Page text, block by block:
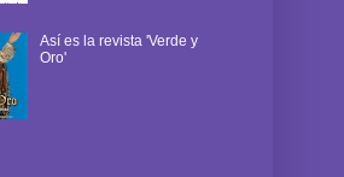
Así es la revista 'Verde y
Oro'